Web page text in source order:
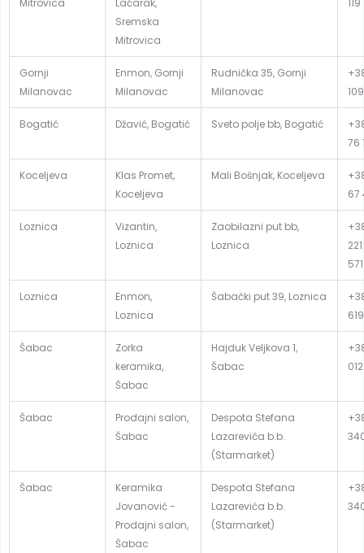
Mitrovica
Laćarak,
Sremska
Mitrovica
119
Gornji
Milanovac
Enmon, Gornji
Milanovac
Rudnička 35, Gornji
Milanovac
109
Bogatić Džavić, Bogatić Sveto polje bb, Bogatić
76
Koceljeva
Klas Promet,
Koceljeva
Mali Bošnjak, Koceljeva
67
Loznica
Vizantin,
Loznica
Zaobilazni put bb,
Loznica
Loznica
Enmon,
Loznica
Šabački put 39, Loznica
619
Šabac
Zorka
keramika,
Šabac
Hajduk Veljkova 1,
Šabac
012
Šabac
Prodajni salon,
Šabac
Despota Stefana
Lazarevića b.b.
(Starmarket)
Šabac
Keramika
Jovanović -
Prodajni salon,
Šabac
Despota Stefana
Lazarevića b.b.
(Starmarket)